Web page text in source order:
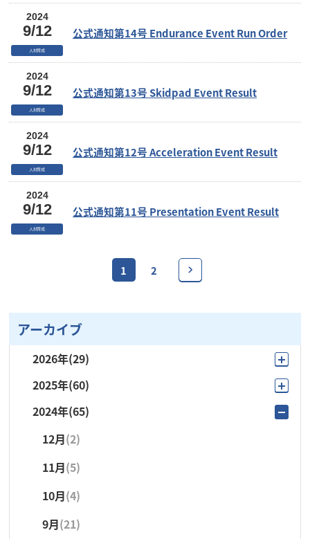
公式通知第14号 Endurance Event Run Order
2024
9/12
人材育成
公式通知第13号 Skidpad Event Result
2024
9/12
人材育成
公式通知第12号 Acceleration Event Result
2024
9/12
人材育成
公式通知第11号 Presentation Event Result
2024
9/12
人材育成
1 2
アーカイブ
2026年(29)
8月(4)
7月(6)
6月(1)
5月(4)
4月(5)
3月(4)
2025年(60)
12月(4)
11月(3)
10月(9)
9月(15)
8月(3)
2024年(65)
12月(2)
11月(5)
10月(4)
9月(21)